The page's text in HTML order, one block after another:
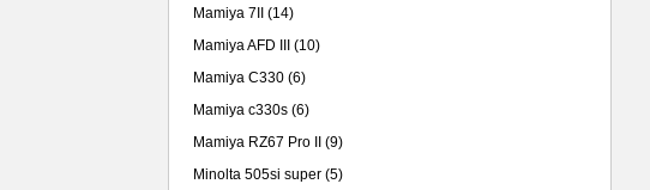
Mamiya 7II
(14)
Mamiya AFD III
(10)
Mamiya C330 (6)
Mamiya c330s (6)
Mamiya RZ67 Pro II
(9)
Minolta 505si super (5)